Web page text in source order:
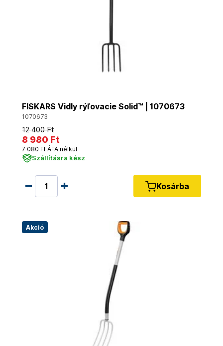
FISKARS Vidly rýľovacie Solid™ | 1070673
1070673
12 400 Ft
8 980 Ft
7 080 Ft ÁFA nélkül
Szállításra kész
Kosárba
Akció